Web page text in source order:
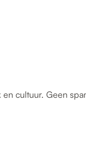
cultuur. Geen